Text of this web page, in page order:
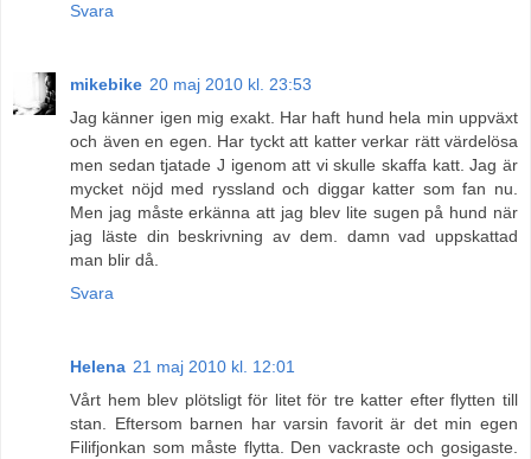
Svara
mikebike 20 maj 2010 kl. 23:53
Jag känner igen mig exakt. Har haft hund hela min uppväxt
och även en egen. Har tyckt att katter verkar rätt värdelösa
men sedan tjatade J igenom att vi skulle skaffa katt. Jag är
mycket nöjd med ryssland och diggar katter som fan nu.
Men jag måste erkänna att jag blev lite sugen på hund när
jag läste din beskrivning av dem. damn vad uppskattad
man blir då.
Svara
Helena 21 maj 2010 kl. 12:01
Vårt hem blev plötsligt för litet för tre katter efter flytten till
stan. Eftersom barnen har varsin favorit är det min egen
Filifjonkan som måste flytta. Den vackraste och gosigaste.